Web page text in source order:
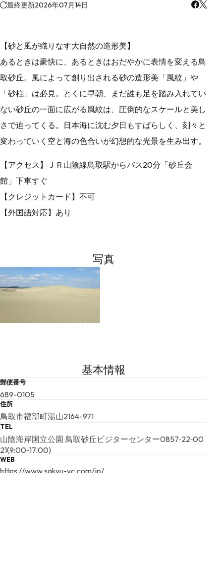
最終更新2026年07月14日
【砂と風が織りなす大自然の造形美】
あるときは豪快に、あるときはおだやかに表情を変える鳥
取砂丘。風によって創り出される砂の造形美「風紋」や
「砂柱」は必見。とくに早朝、まだ誰も足を踏み入れてい
ない砂丘の一面に広がる風紋は、圧倒的なスケールと美し
さで迫ってくる。日本海に沈む夕日もすばらしく、刻々と
変わっていく空と海の色合いが幻想的な光景を生み出す。
【アクセス】ＪＲ山陰線鳥取駅からバス20分「砂丘会
館」下車すぐ
【クレジットカード】不可
【外国語対応】あり
写真
基本情報
郵便番号
689-0105
住所
鳥取市福部町湯山2164-971
TEL
山陰海岸国立公園 鳥取砂丘ビジターセンター0857‐22‐00
21(9:00-17:00)
WEB
https://www.sakyu-vc.com/jp/